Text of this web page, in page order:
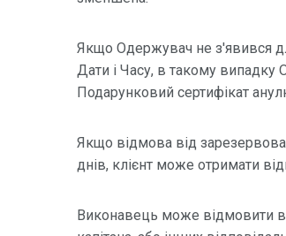
Якщо Одержувач не з'явився
Дати і Часу, в такому випадку
Подарунковий сертифікат
Якщо відмова від
днів, клієнт може отримати
Виконавець може відмовити в